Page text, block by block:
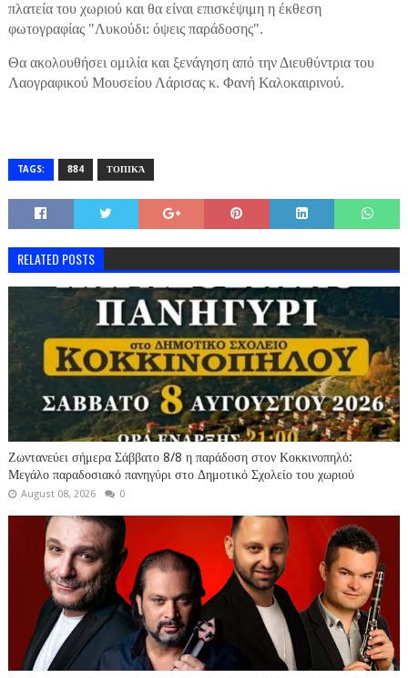
πλατεία του χωριού και θα είναι επισκέψιμη η έκθεση
φωτογραφίας "Λυκούδι: όψεις παράδοσης".
Θα ακολουθήσει ομιλία και ξενάγηση από την Διευθύντρια του
Λαογραφικού Μουσείου Λάρισας κ. Φανή Καλοκαιρινού.
TAGS: 884 ΤΟΠΙΚΆ
RELATED POSTS
Ζωντανεύει σήμερα Σάββατο 8/8 η παράδοση στον Κοκκινοπηλό:
Μεγάλο παραδοσιακό πανηγύρι στο Δημοτικό Σχολείο του χωριού
August 08, 2026 0